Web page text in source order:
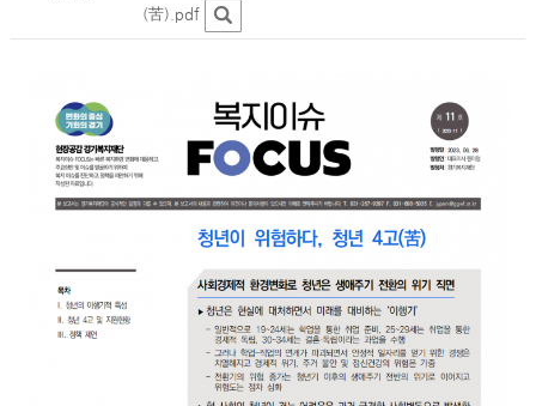
(苦).pdf